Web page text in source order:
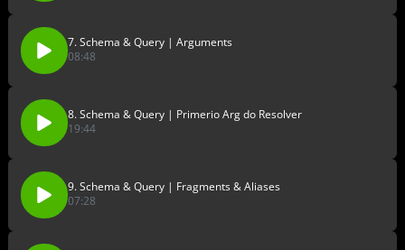
7. Schema & Query | Arguments
08:48
8. Schema & Query | Primerio Arg do Resolver
19:44
9. Schema & Query | Fragments & Aliases
07:28